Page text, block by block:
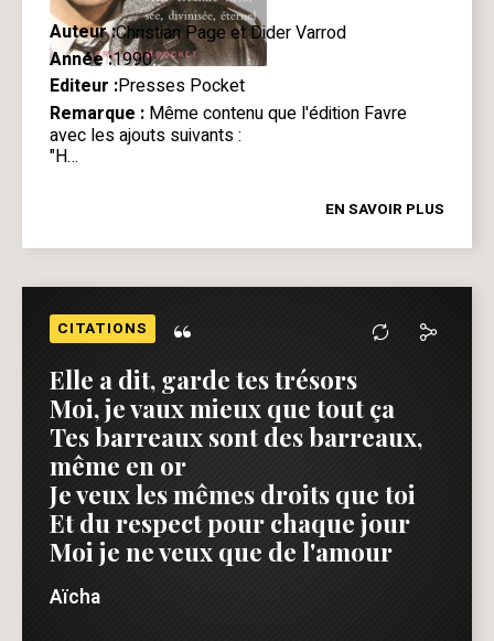
Auteur :Christian Page et Dider Varrod
Année :1990
Editeur :Presses Pocket
Remarque : Même contenu que l'édition Favre
avec les ajouts suivants :
"H…
EN SAVOIR PLUS
CITATIONS “
Elle a dit, garde tes trésors
Moi, je vaux mieux que tout ça
Tes barreaux sont des barreaux,
même en or
Je veux les mêmes droits que toi
Et du respect pour chaque jour
Moi je ne veux que de l'amour
Aïcha